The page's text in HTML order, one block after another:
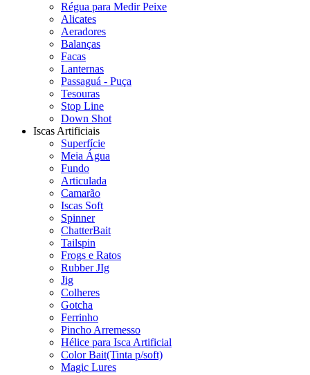
Régua para Medir Peixe
Alicates
Aeradores
Balanças
Facas
Lanternas
Passaguá - Puça
Tesouras
Stop Line
Down Shot
Iscas Artificiais
Superfície
Meia Água
Fundo
Articulada
Camarão
Iscas Soft
Spinner
ChatterBait
Tailspin
Frogs e Ratos
Rubber JIg
Jig
Colheres
Gotcha
Ferrinho
Pincho Arremesso
Hélice para Isca Artificial
Color Bait(Tinta p/soft)
Magic Lures